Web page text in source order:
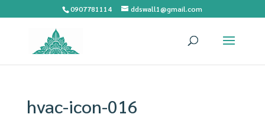
0907781114 ddswall1@gmail.com
hvac-icon-016